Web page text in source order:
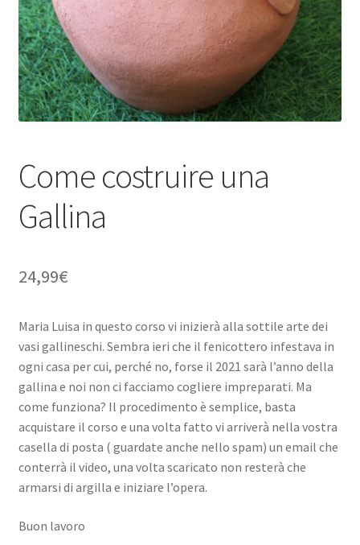
Chi sono
Blog
Il tuo account
Come costruire una
Gallina
24,99€
Maria Luisa in questo corso vi inizierà alla sottile arte dei
vasi gallineschi. Sembra ieri che il fenicottero infestava in
ogni casa per cui, perché no, forse il 2021 sarà l’anno della
gallina e noi non ci facciamo cogliere impreparati. Ma
come funziona? Il procedimento è semplice, basta
acquistare il corso e una volta fatto vi arriverà nella vostra
casella di posta ( guardate anche nello spam) un email che
conterrà il video, una volta scaricato non resterà che
armarsi di argilla e iniziare l’opera.
Buon lavoro